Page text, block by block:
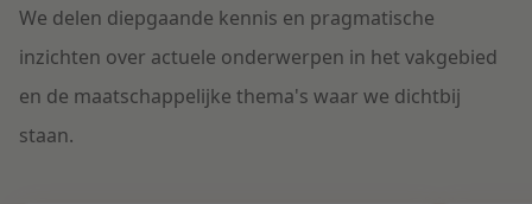
We delen diepgaande kennis en pragmatische
inzichten over actuele onderwerpen in het vakgebied
en de maatschappelijke thema's waar we dichtbij
staan.